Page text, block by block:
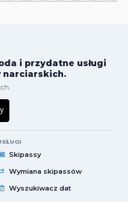
i przydatne usługi
narciarskich.
Skipassy
Wymiana skipassów
Wyszukiwacz dat